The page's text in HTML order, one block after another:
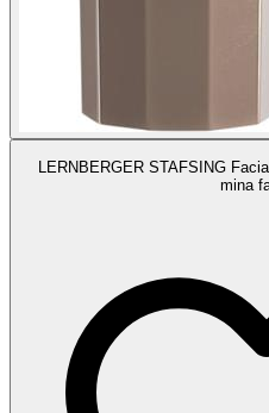
LERNBERGER STAFSING
mina